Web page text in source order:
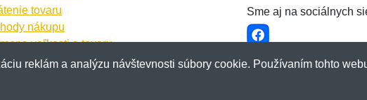
tovaru
nákupu
veľkosti a tovaru
informácií...
Sme aj na sociálnych
reklám a analýzu návštevnosti súbory cookie. Používaním tohto